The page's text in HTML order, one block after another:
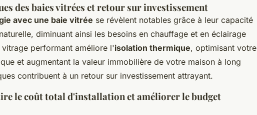
des baies vitrées et retour sur investissement
avec une baie vitrée se révèlent notables grâce à leur capacité
diminuant ainsi les besoins en chauffage et en éclairage
performant améliore l'isolation thermique, optimisant votre
et augmentant la valeur immobilière de votre maison à long
contribuent à un retour sur investissement attrayant.
le coût total d'installation et améliorer le budget